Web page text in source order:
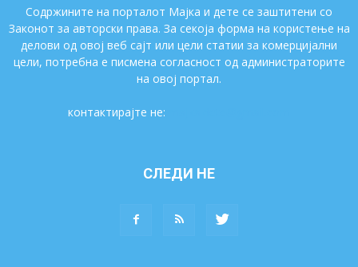
Содржините на порталот Мајка и дете се заштитени со
Законот за авторски права. За секоја форма на користење на
делови од овој веб сајт или цели статии за комерцијални
цели, потребна е писмена согласност од администраторите
на овој портал.
контактирајте не:
СЛЕДИ НЕ